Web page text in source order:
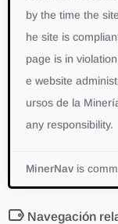
by the time the
he site is
page is in
e website
ursos de la
any responsibility.
MinerNav is
Navegación